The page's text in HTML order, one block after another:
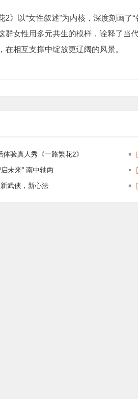
以“女性叙述”为内核，深度刻画了“
群女性用多元共生的模样，诠释了
在相互支撑中绽放更辽阔的风景。
体验真人秀《一路繁花2》
未来” 南中轴两
新武侠，新心法